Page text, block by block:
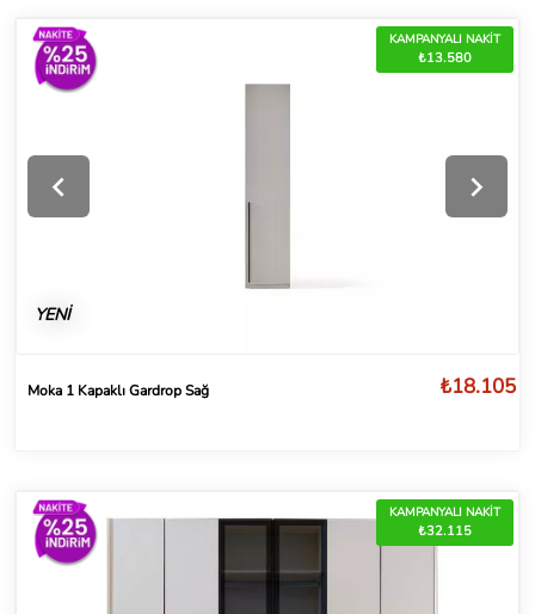
KAMPANYALI NAKİT
₺13.580
YENİ
Moka 1 Kapaklı Gardrop Sağ ₺18.105
KAMPANYALI NAKİT
₺32.115